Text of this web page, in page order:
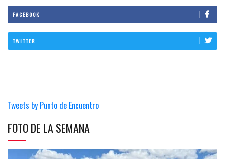
FACEBOOK
TWITTER
Tweets by Punto de Encuentro
FOTO DE LA SEMANA